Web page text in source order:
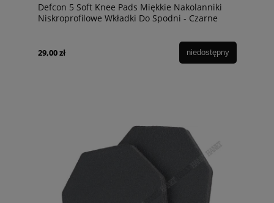
Defcon 5 Soft Knee Pads Miękkie Nakolanniki
Niskroprofilowe Wkładki Do Spodni - Czarne
29,00 zł niedostępny